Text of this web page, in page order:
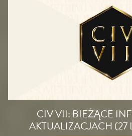
CIV VII: BIEŻĄCE
AKTUALIZACJACH (27